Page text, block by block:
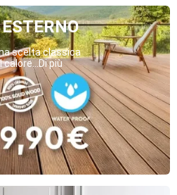
scelta classica
più